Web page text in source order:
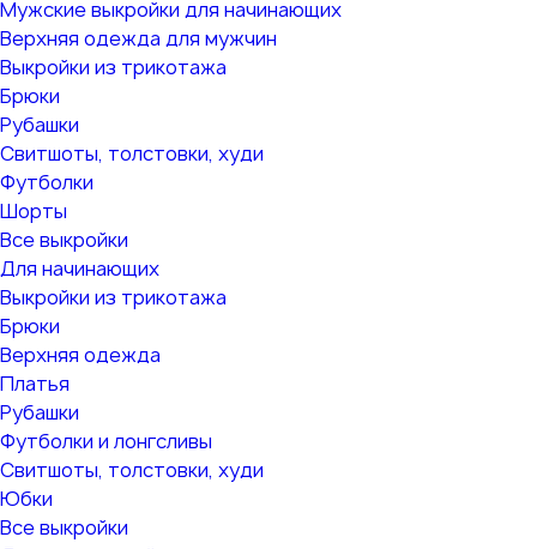
Мужские выкройки для начинающих
Верхняя одежда для мужчин
Выкройки из трикотажа
Брюки
Рубашки
Свитшоты, толстовки, худи
Футболки
Шорты
Все выкройки
Для начинающих
Выкройки из трикотажа
Брюки
Верхняя одежда
Платья
Рубашки
Футболки и лонгсливы
Свитшоты, толстовки, худи
Юбки
Все выкройки